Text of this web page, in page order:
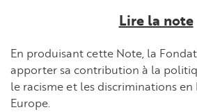
Lire la note
En produisant cette Note, la
apporter sa contribution à la
le racisme et les discriminations en
Europe.